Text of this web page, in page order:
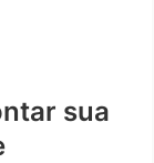
sua